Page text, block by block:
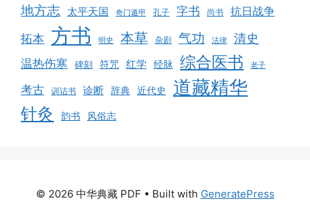
地方志 太平天国 奇门遁甲 孔子 字书 尚书 抗日战争
拓本 方书 明史 本草 杂剧 气功 法律 清史
温热伤寒 碑刻 符咒 红学 经脉 综合医书 老子
考古 训诂书 诊断 辞典 近代史 道藏精华
针灸 韵书 风俗志
© 2026 中华典藏 PDF • Built with GeneratePress